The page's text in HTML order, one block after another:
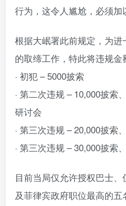
行为，这令人尴尬，必须加
根据大岷署此前规定，为
的取缔工作，特此将违规金
· 初犯 – 5000披索
· 第二次违规 – 10,000披索
研讨会
· 第三次违规 – 20,000披索
· 第三次违规 – 30,000披索
目前当局仅允许授权巴士
及菲律宾政府职位最高的